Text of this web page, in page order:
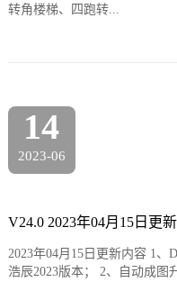
转角楼梯、四跑转...
14
2023-06
V24.0 2023年04月15日更
2023年04月15日更新内容 1、
浩辰2023版本； 2、自动成图